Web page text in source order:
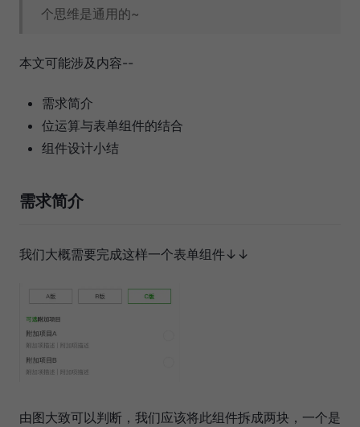
个思维是通用的~
本文可能涉及内容--
需求简介
位运算与表单组件的结合
组件设计小结
需求简介
我们大概需要完成这样一个表单组件↓↓
由图大致可以判断，我们应该将此组件拆成两块，一个是